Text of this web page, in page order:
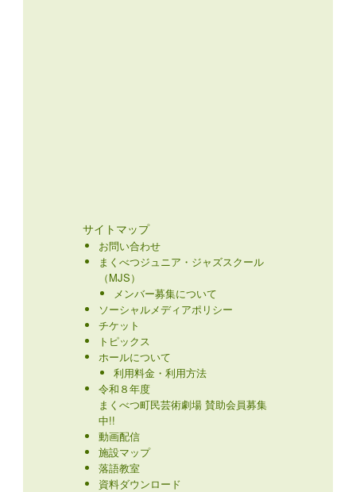
サイトマップ
お問い合わせ
まくべつジュニア・ジャズスクール
（MJS）
メンバー募集について
ソーシャルメディアポリシー
チケット
トピックス
ホールについて
利用料金・利用方法
令和８年度
まくべつ町民芸術劇場 賛助会員募集
中!!
動画配信
施設マップ
落語教室
資料ダウンロード